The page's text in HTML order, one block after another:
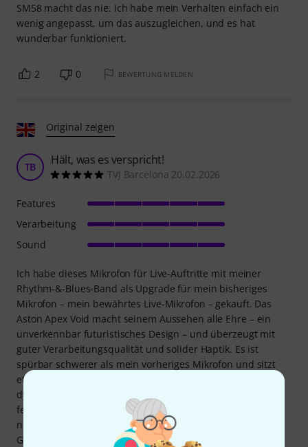
SM58 macht das nie. Ich habe mein Verhalten einfach ein
wenig angepasst, um das auszugleichen, und es hat
wunderbar funktioniert.
2 0 BEWERTUNG MELDEN
Original zeigen
TB Hält, was es verspricht!
TVJ Barcelona 20.02.2026
Ich habe dieses Mikrofon für Live-Auftritte mit meiner
Rhythm-&-Blues-Band als Upgrade für mein bisheriges
Mikrofon – mein bewährtes Live-Mikrofon – gekauft. Das
Aston Apex Void macht seinem Aussehen alle Ehre – ein
unverkennbar futuristisches Design – und überzeugt mit
guter Verarbeitungsqualität und solider Haptik. Es ist
spürbar schwerer als mein vorheriges Mikrofon und sitzt
etwas fester in Standard-Mikrofonhalterungen. Die
dynamische Einstellung in der unteren Position ist
fehlerverzeihender, während die obere Position (die ich
nutze) für deutlich mehr Klarheit sorgt und sich gut gegen
Gitarre und Bass durchsetzt, ohne dabei aufdringlich zu
Features
Verarbeitung
Sound